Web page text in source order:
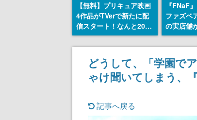
【無料】プリキュア映画
4作品がTVerで新たに配
信スタート！なんと2018
年～2024年の映画ほぼす
べてが見放題に、ぶっち
ゃけありえないラインナ
ップ
『FNaF
ファズベ
の実店舗
業施設「
Dream」
ン！
同開発、
ステージ
どうして、「学園で
ゃけ聞いてしまう、
記事へ戻る